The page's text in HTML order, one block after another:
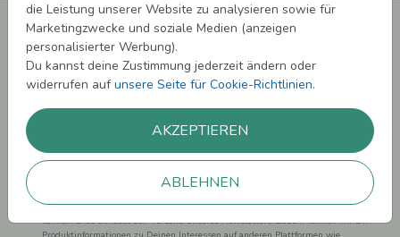
die Leistung unserer Website zu analysieren sowie für
Marketingzwecke und soziale Medien (anzeigen
personalisierter Werbung).
Du kannst deine Zustimmung jederzeit ändern oder
widerrufen aufunsere Seite für Cookie-Richtlinien.
AKZEPTIEREN
ABLEHNEN
Newsletter abonnieren und 5,00 € Rabatt**
sichern!
Melde Dich zu unserem Newsletter an und bleibe auf dem
Laufenden.
dass wir Dich mit neuesten Informationen aus unserem Angebot informieren
können. Dies umfasst den Versand unseres Newsletters. Zudem können wir Dir